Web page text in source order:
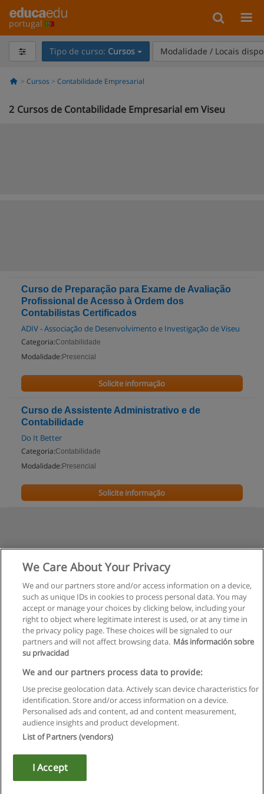
portugal
Tipo de curso: Cursos Modalidade / Locais
Cursos Contabilidade Empresarial
2 Cursos de Contabilidade Empresarial em Viseu
Curso de Preparação para Exame de Avaliação
Profissional de Acesso à Ordem dos
Contabilistas Certificados
ADIV - Associação de Desenvolvimento e Investigação de Viseu
Categoria:Contabilidade
Modalidade: Presencial
Solicite informação
Curso de Assistente Administrativo e de
Contabilidade
Do It Better
Categoria:Contabilidade
Modalidade: Presencial
Solicite informação
Regras de uso
Privacidade de dados
Copyright © Educaedu Business S.L. - CIF : B-95610580: -
We Care About Your Privacy
We and our partners store and/or access information on a device,
such as unique IDs in cookies to process personal data. You may
accept or manage your choices by clicking below, including your
right to object where legitimate interest is used, or at any time in
the privacy policy page. These choices will be signaled to our
partners and will not affect browsing data. Más información sobre
su privacidad
We and our partners process data to provide:
Use precise geolocation data. Actively scan device characteristics for
identification. Store and/or access information on a device.
Personalised ads and content, ad and content measurement,
audience insights and product development.
List of Partners (vendors)
I Accept